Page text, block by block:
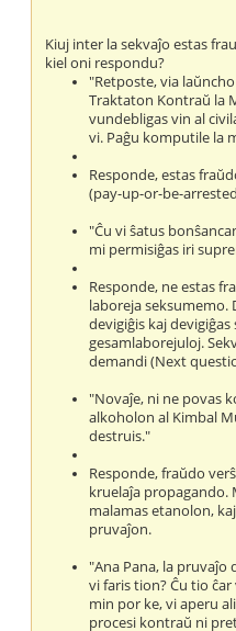
Kiuj inter la sekvaĵo estas
kiel oni respondu?
"Retposte, via
Traktaton Kontraŭ la
vundebligas vin al
vi. Paĝu komputile la
Responde, estas
(pay-up-or-be-
"Ĉu vi ŝatus
mi permisiĝas iri
Responde, ne estas
laboreja seksumemo.
devigiĝis kaj
gesamlaborejuloj.
demandi (Next
"Novaĵe, ni ne povas
alkoholon al Kimbal
destruis."
Responde, fraŭdo
kruelaĵa propagando.
malamas etanolon,
pruvaĵon.
"Ana Pana, la pruvaĵo
vi faris tion? Ĉu tio
min por ke, vi aperu
procesi kontraŭ ni